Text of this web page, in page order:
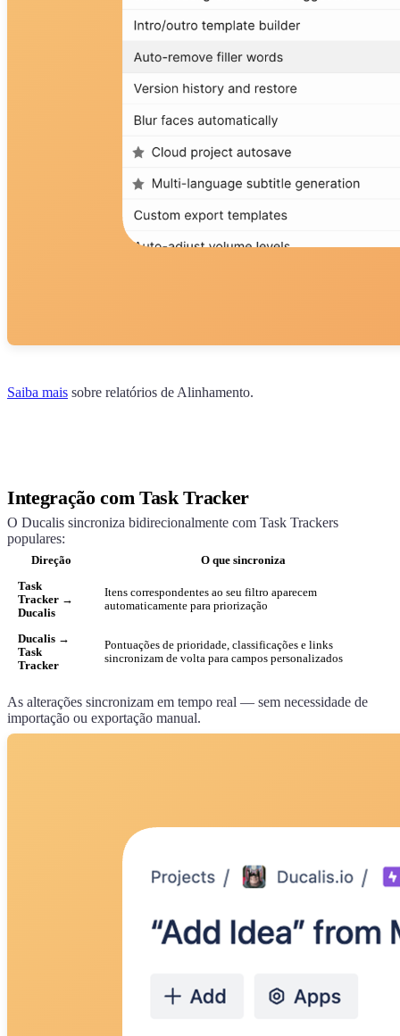
Saiba mais sobre relatórios de Alinhamento.
Integração com Task Tracker
O Ducalis sincroniza bidirecionalmente com Task Trackers
populares:
Direção O que sincroniza
Task
Tracker →
Ducalis
Itens correspondentes ao seu filtro aparecem
automaticamente para priorização
Ducalis→
Task
Tracker
Pontuações de prioridade, classificações e links
sincronizam de volta para campos personalizados
As alterações sincronizam em tempo real — sem necessidade de
importação ou exportação manual.